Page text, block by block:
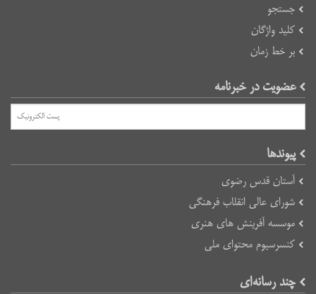
جستجو
کلید واژگان
بر خط زمان
عضویت در خبرنامه
پیوند‌ها
آستان قدس رضوی
شورای عالی انقلاب فرهنگی
موسسه آفرینش های هنری
کنسرسیوم محتوای ملی
چند رسانه‌ای